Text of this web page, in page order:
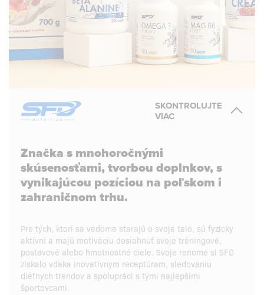
SKONTROLUJTE
VIAC
Značka s mnohoročnými
skúsenosťami, tvorbou doplnkov, s
vynikajúcou pozíciou na poľskom i
zahraničnom trhu.
Pre tých, ktorí sa vedome starajú o svoje telo, sú fyzicky
aktívni a majú motiváciu dosiahnuť svoje tréningové,
postavové alebo hmotnostné ciele. Svoje renomé si SFD
získalo vďaka inovatívnym receptúram, sledovaniu
diétnych trendov a spolupráci s tými najlepšími
športovcami.